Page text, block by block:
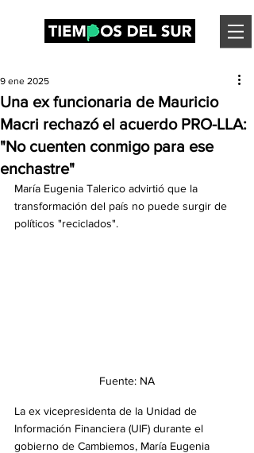
Una ex funcionaria de Mauricio
Macri rechazó el acuerdo PRO-LLA:
"No cuenten conmigo para ese
enchastre"
9 ene 2025
María Eugenia Talerico advirtió que la
transformación del país no puede surgir de
políticos "reciclados".
Fuente: NA
La ex vicepresidenta de la Unidad de
Información Financiera (UIF) durante el
gobierno de Cambiemos, María Eugenia